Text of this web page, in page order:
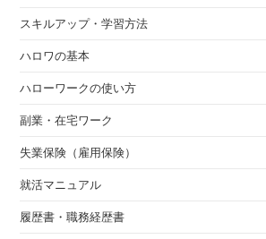
スキルアップ・学習方法
ハロワの基本
ハローワークの使い方
副業・在宅ワーク
失業保険（雇用保険）
就活マニュアル
履歴書・職務経歴書